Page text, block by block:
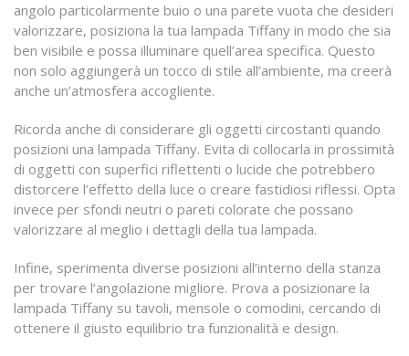
angolo particolarmente buio o una parete vuota che desideri
valorizzare, posiziona la tua lampada Tiffany in modo che sia
ben visibile e possa illuminare quell’area specifica. Questo
non solo aggiungerà un tocco di stile all’ambiente, ma creerà
anche un’atmosfera accogliente.
Ricorda anche di considerare gli oggetti circostanti quando
posizioni una lampada Tiffany. Evita di collocarla in prossimità
di oggetti con superfici riflettenti o lucide che potrebbero
distorcere l’effetto della luce o creare fastidiosi riflessi. Opta
invece per sfondi neutri o pareti colorate che possano
valorizzare al meglio i dettagli della tua lampada.
Infine, sperimenta diverse posizioni all’interno della stanza
per trovare l’angolazione migliore. Prova a posizionare la
lampada Tiffany su tavoli, mensole o comodini, cercando di
ottenere il giusto equilibrio tra funzionalità e design.